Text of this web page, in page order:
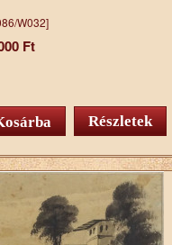
W032]
Ft
Részletek